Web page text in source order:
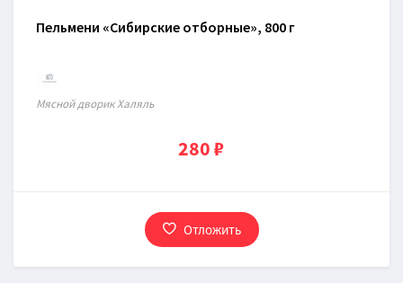
Пельмени «Сибирские отборные», 800 г
Мясной дворик Халяль
280 ₽
Отложить